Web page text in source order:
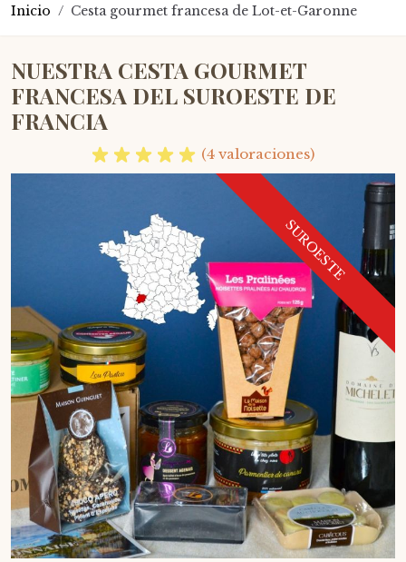
Inicio / Cesta gourmet francesa de Lot-et-Garonne
NUESTRA CESTA GOURMET
FRANCESA DEL SUROESTE DE
FRANCIA
SUROESTE
(4 valoraciones)